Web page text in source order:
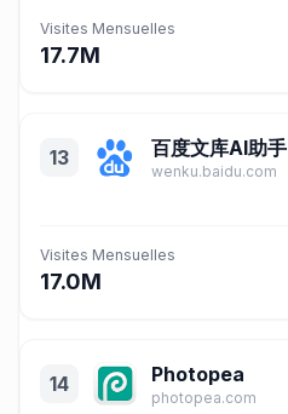
Visites Mensuelles
17.7M
13 百度文库AI助手
wenku.baidu.com
Visites Mensuelles
17.0M
14 Photopea
photopea.com